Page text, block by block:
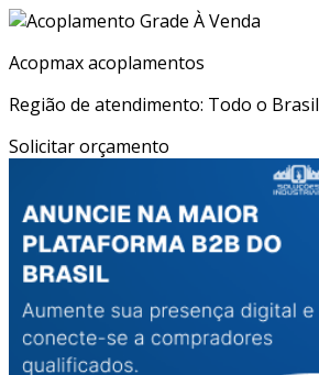
Acopmax acoplamentos
Região de atendimento: Todo o Brasil
Solicitar orçamento